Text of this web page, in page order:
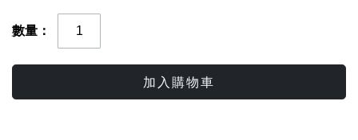
數量
加入購物車
images